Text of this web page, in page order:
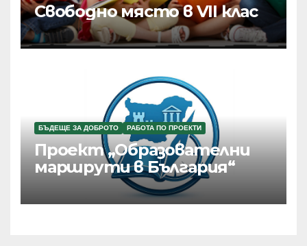
Свободно място в VII клас
БЪДЕЩЕ ЗА ДОБРОТО РАБОТА ПО ПРОЕКТИ
Проект „Образователни
маршрути в България“